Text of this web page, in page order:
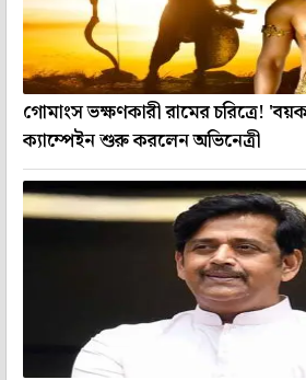
গোমাংস ভক্ষণকারী রামের চরিত্রে!
ক্যাম্পেইন শুরু করলেন অভিনেত্রী